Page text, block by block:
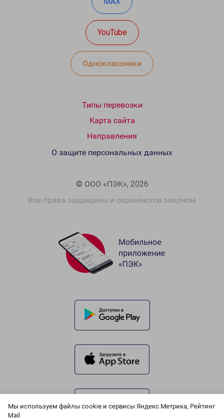
Мы используем файлы cookie и сервисы Яндекс.Метрика, Рейтинг
Mail
YouTube
Одноклассники
Типы перевозки
Карта сайта
Направления
© ООО «ПЭК», 2026
Все права защищены и охраняются законом
О защите персональных данных